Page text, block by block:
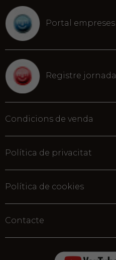
Portal empreses
Registre jornada
Condicions de venda
Política de privacitat
Política de cookies
Contacte